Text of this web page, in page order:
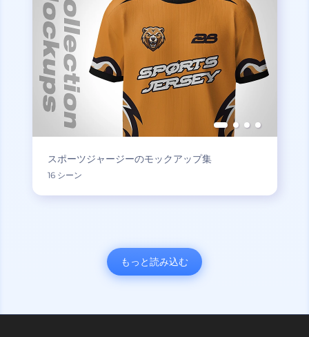
スポーツジャージーのモックアップ集
16 シーン
もっと読み込む